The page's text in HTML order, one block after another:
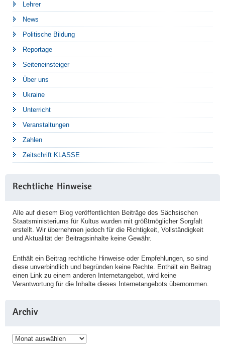
Lehrer
News
Politische Bildung
Reportage
Seiteneinsteiger
Über uns
Ukraine
Unterricht
Veranstaltungen
Zahlen
Zeitschrift KLASSE
Rechtliche Hinweise
Alle auf diesem Blog veröffentlichten Beiträge des Sächsischen
Staatsministeriums für Kultus wurden mit größtmöglicher Sorgfalt
erstellt. Wir übernehmen jedoch für die Richtigkeit, Vollständigkeit
und Aktualität der Beitragsinhalte keine Gewähr.
Enthält ein Beitrag rechtliche Hinweise oder Empfehlungen, so sind
diese unverbindlich und begründen keine Rechte. Enthält ein Beitrag
einen Link zu einem anderen Internetangebot, wird keine
Verantwortung für die Inhalte dieses Internetangebots übernommen.
Archiv
Archiv